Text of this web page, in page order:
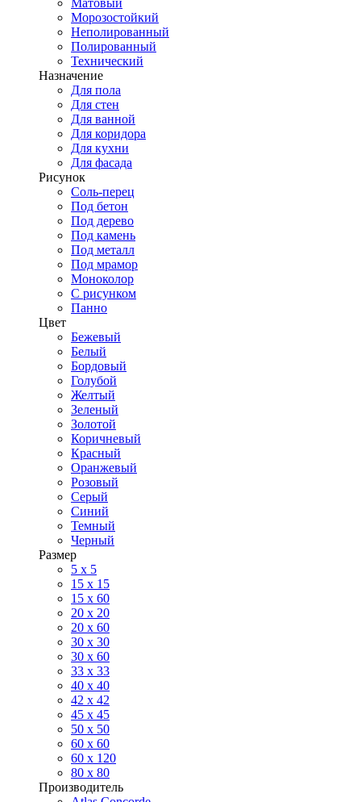
Матовый
Морозостойкий
Неполированный
Полированный
Технический
Назначение
Для пола
Для стен
Для ванной
Для коридора
Для кухни
Для фасада
Рисунок
Соль-перец
Под бетон
Под дерево
Под камень
Под металл
Под мрамор
Моноколор
С рисунком
Панно
Цвет
Бежевый
Белый
Бордовый
Голубой
Желтый
Зеленый
Золотой
Коричневый
Красный
Оранжевый
Розовый
Серый
Синий
Темный
Черный
Размер
5 x 5
15 x 15
15 x 60
20 х 20
20 x 60
30 х 30
30 x 60
33 x 33
40 х 40
42 x 42
45 x 45
50 x 50
60 х 60
60 x 120
80 x 80
Производитель